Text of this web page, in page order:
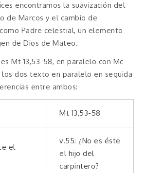
encontramos la suavización del
de Marcos y el cambio de
Padre celestial, un elemento
de Dios de Mateo.
Mt 13,53-58, en paralelo con Mc
los dos texto en paralelo en seguida
entre ambos:
Mt 13,53-58
el
v.55: ¿No es éste
el hijo del
carpintero?